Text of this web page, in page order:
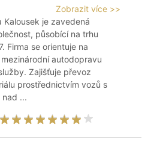
Zobrazit více >>
Kalousek je zavedená
působící na trhu
Firma se orientuje na
autodopravu
Zajišťuje převoz
prostřednictvím vozů s
nad ...